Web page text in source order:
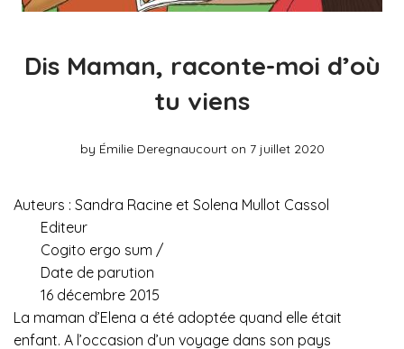
Dis Maman, raconte-moi d’où
tu viens
by Émilie Deregnaucourt on 7 juillet 2020
Auteurs : Sandra Racine et Solena Mullot Cassol
Editeur
Cogito ergo sum /
Date de parution
16 décembre 2015
La maman d’Elena a été adoptée quand elle était
enfant. A l’occasion d’un voyage dans son pays